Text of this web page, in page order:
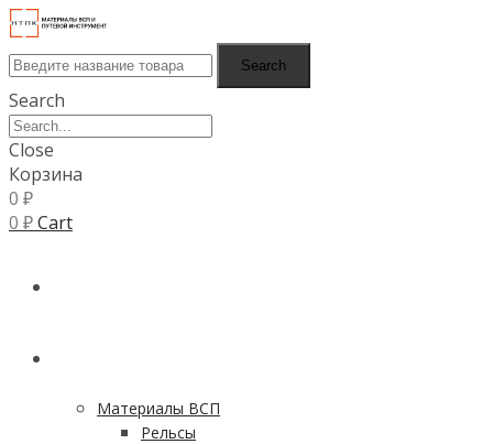
Search
Search
Close
Корзина
0 ₽
0 ₽Cart
Материалы ВСП
Рельсы